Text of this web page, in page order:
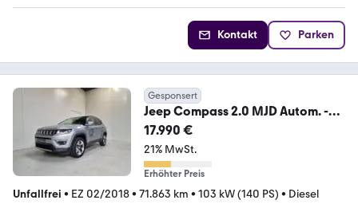
Kontakt Parken
Gesponsert
Jeep Compass 2.0 MJD Autom. -
GPS - Limited - DAB - T
17.990 €
21% MwSt.
Erhöhter Preis
Unfallfrei • EZ 02/2018• 71.863 km • 103 kW (140 PS) • Diesel